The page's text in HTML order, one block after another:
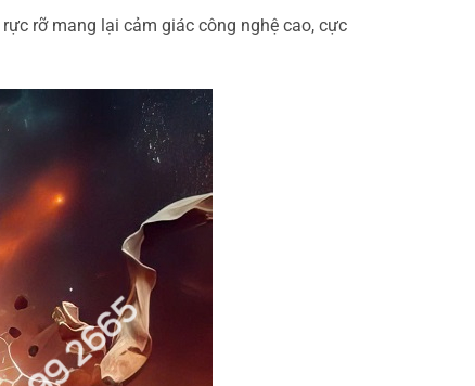
rỡ mang lại cảm giác công nghệ cao, cực